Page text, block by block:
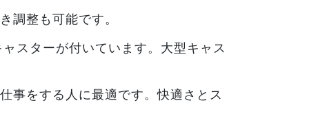
調整も可能です。
スターが付いています。大型キャス
事をする人に最適です。快適さとス